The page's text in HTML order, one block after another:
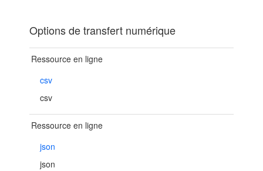
Options de transfert numérique
Ressource en ligne
csv
csv
Ressource en ligne
json
json